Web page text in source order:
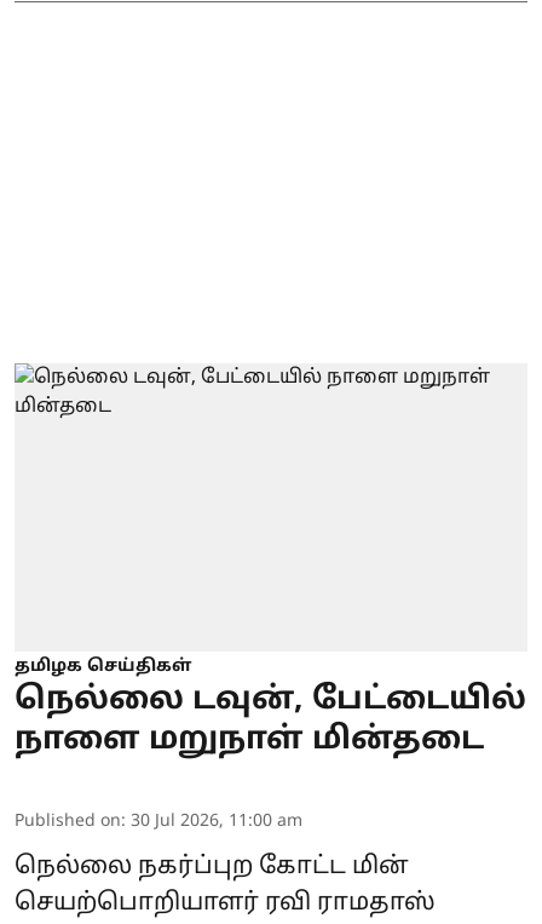
தமிழக செய்திகள்
நெல்லை டவுன், பேட்டையில்
நாளை மறுநாள் மின்தடை
Published on: 30 Jul 2026, 11:00 am
நெல்லை நகர்ப்புற கோட்ட மின்
செயற்பொறியாளர் ரவி ராமதாஸ்